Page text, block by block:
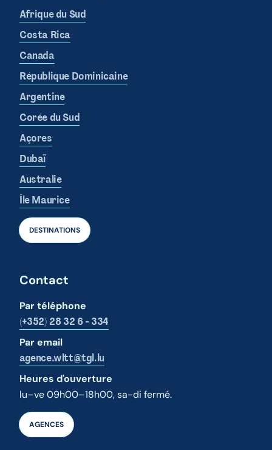
Afrique du Sud
Costa Rica
Canada
République Dominicaine
Argentine
Corée du Sud
Açores
Dubaï
Australie
Île Maurice
DESTINATIONS
Contact
Par téléphone
(+352) 28 32 6 - 334
Par email
agence.wltt@tgl.lu
Heures d'ouverture
lu–ve 09h00–18h00, sa-di fermé.
AGENCES